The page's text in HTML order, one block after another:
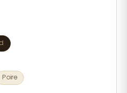
une gourmandise
cette eau de parfum
de parfums sucrés et
Poire